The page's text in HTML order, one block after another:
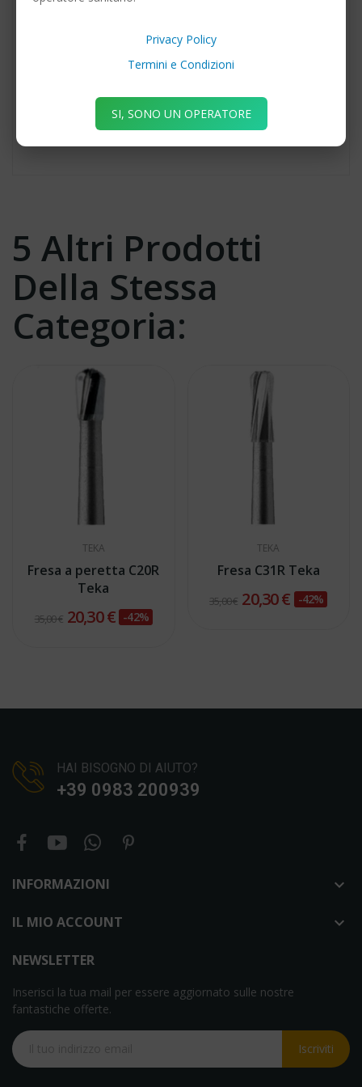
permettono di scegliere lo strumento rotante più corretto per ogni
IMPIEGO STRUMENTO ROTANTE
Apertura cavità in tutte le V classi di Black
5 Altri Prodotti
Della Stessa
Categoria:
TEKA
Fresa a peretta C20R
Teka
35,00 € 20,30 € -42%
TEKA
Fresa C31R Teka
35,00 € 20,30 € -42%
HAI BISOGNO DI AIUTO?
+39 0983 200939
INFORMAZIONI 
IL MIO ACCOUNT 
NEWSLETTER
Inserisci la tua mail per essere aggiornato sulle nostre
fantastiche offerte.
Iscriviti
Privacy Policy
Termini e Condizioni
SI, SONO UN OPERATORE